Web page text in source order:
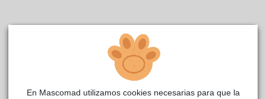
reside actualmente en el centro de acogida
En Mascomad utilizamos cookies necesarias para que la